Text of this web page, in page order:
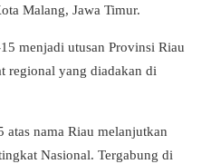
Malang, Jawa Timur.
menjadi utusan Provinsi Riau
regional yang diadakan di
nama Riau melanjutkan
Nasional. Tergabung di